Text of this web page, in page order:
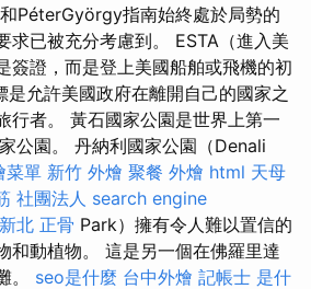
PéterGyörgy指南始終處於局勢的
求已被充分考慮到。 ESTA（進入美
簽證，而是登上美國船舶或飛機的初
是允許美國政府在離開自己的國家之
行者。 黃石國家公園是世界上第一
公園。 丹納利國家公園（Denali
菜單 新竹 外燴 聚餐 外燴 html 天母
社團法人 search engine
北 正骨 Park）擁有令人難以置信的
和動植物。 這是另一個在佛羅里達
。 seo是什麼 台中外燴 記帳士 是什